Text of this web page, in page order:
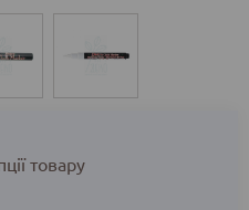
товару